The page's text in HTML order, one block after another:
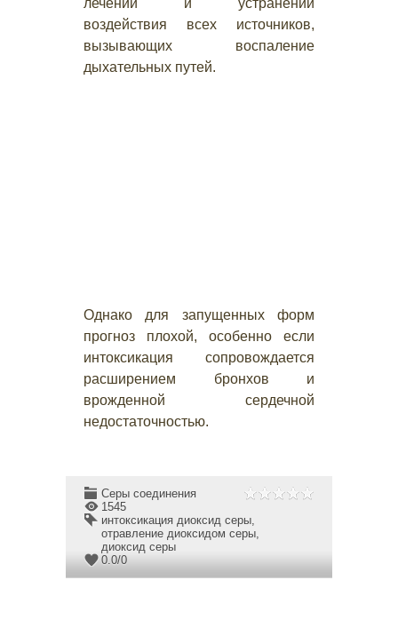
лечении и устранении
воздействия всех источников,
вызывающих воспаление
дыхательных путей.
Однако для запущенных форм
прогноз плохой, особенно если
интоксикация сопровождается
расширением бронхов и
врожденной сердечной
недостаточностью.
Серы соединения
1545
интоксикация диоксид серы,
отравление диоксидом серы,
диоксид серы
0.0/0